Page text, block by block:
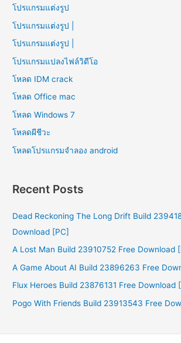
โปรแกรมแต่งรูป
โปรแกรมแต่งรูป |
โปรแกรมแต่งรูป |
โปรแกรมแปลงไฟล์วิดีโอ
โหลด IDM crack
โหลด Office mac
โหลด Windows 7
โหลดผีชีวะ
โหลดโปรแกรมจําลอง android
Recent Posts
Dead Reckoning The Long Drift Build
Download [PC]
A Lost Man Build 23910752 Free Download
A Game About AI Build 23896263 Free
Flux Heroes Build 23876131 Free Download
Pogo With Friends Build 23913543 Free